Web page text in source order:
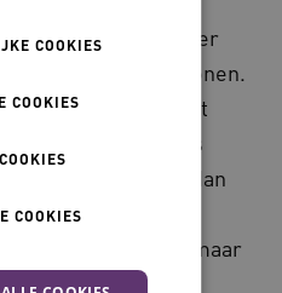
ouderen steeds meer
thuis te blijven wonen.
ouderen is het
blijven. Mobiliteit is
basis. Het gaat dan
en
voorzieningen, maar
COOKIES
COOKIES
COOKIES